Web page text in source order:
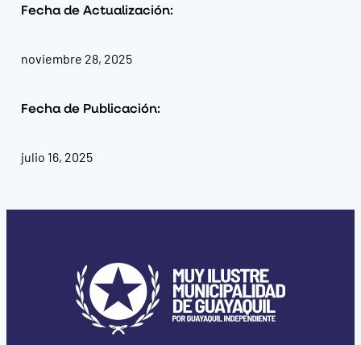
Fecha de Actualización:
noviembre 28, 2025
Fecha de Publicación:
julio 16, 2025